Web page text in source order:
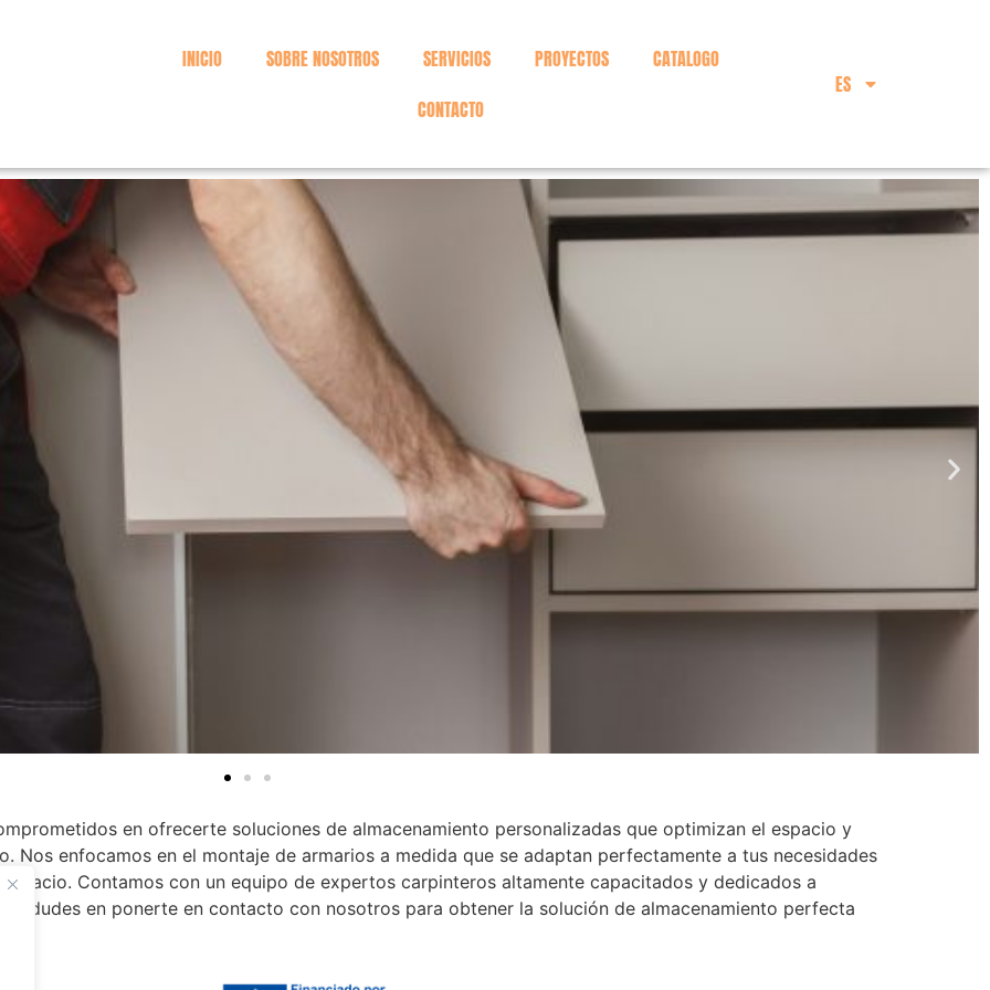
INICIO SOBRE NOSOTROS SERVICIOS PROYECTOS
CATALOGO
CONTACTO
ES
en ofrecerte soluciones de almacenamiento personalizadas que optimizan el espacio y
Nos enfocamos en el montaje de armarios a medida que se adaptan perfectamente a tus necesidades
Contamos con un equipo de expertos carpinteros altamente capacitados y dedicados a
dudes en ponerte en contacto con nosotros para obtener la solución de almacenamiento perfecta